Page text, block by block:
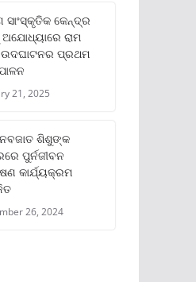
ସାଂସ୍କୃତିକ କେନ୍ଦ୍ର
ରାମ
ପ୍ରଥମ
21, 2025
ଶିଶୁଙ୍କ
ପୁର୍ନଜୀବନ
କାର୍ଯ୍ୟକ୍ରମ
26, 2024